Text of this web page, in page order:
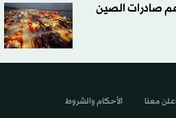
صادرات الصين
معنا الأحكام والشروط